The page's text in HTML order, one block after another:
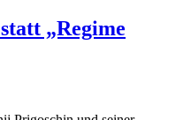
„Regime